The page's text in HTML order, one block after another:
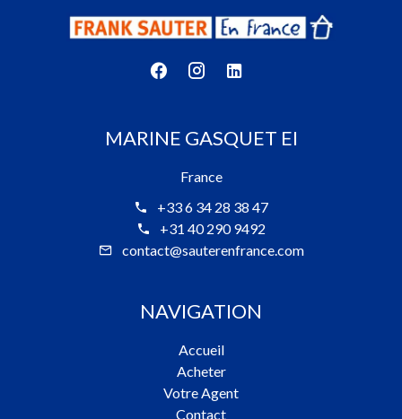
MARINE GASQUET EI
France
+33 6 34 28 38 47
+31 40 290 9492
contact@sauterenfrance.com
NAVIGATION
Accueil
Acheter
Votre Agent
Contact